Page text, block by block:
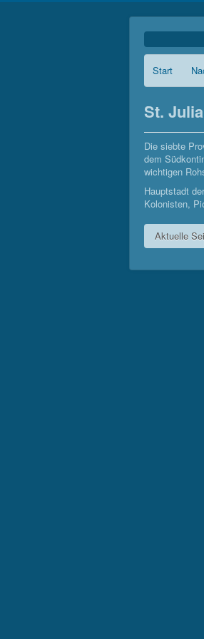
Start
St.
Die siebte
dem
wichtigen
Hauptstadt
Kolonisten,
Aktuelle